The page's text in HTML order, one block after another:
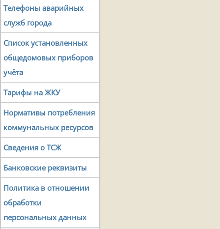
Телефоны аварийных
служб города
Список установленных
общедомовых приборов
учёта
Тарифы на ЖКУ
Нормативы потребления
коммунальных ресурсов
Сведения о ТСЖ
Банковские реквизиты
Политика в отношении
обработки
персональных данных